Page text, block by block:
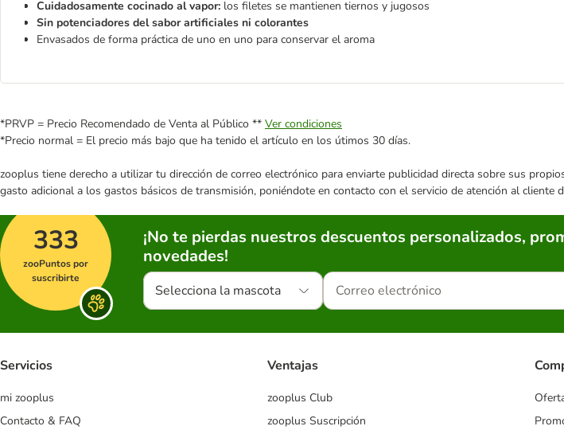
Cuidadosamente cocinado al vapor: los filetes se mantienen tiernos y jugosos
Sin potenciadores del sabor artificiales ni colorantes
Envasados de forma práctica de uno en uno para conservar el aroma
*PRVP = Precio Recomendado de Venta al Público ** Ver condiciones
*Precio normal = El precio más bajo que ha tenido el artículo en los útimos 30 días.
zooplus tiene derecho a utilizar tu dirección de correo electrónico para enviarte publicidad directa sobre sus
gasto adicional a los gastos básicos de transmisión, poniéndote en contacto con el servicio de atención al cliente
333
zooPuntos por
suscribirte
¡No te pierdas nuestros descuentos personalizados,
novedades!
Selecciona la mascota
Servicios
mi zooplus
Contacto & FAQ
Ventajas
zooplus Club
zooplus Suscripción